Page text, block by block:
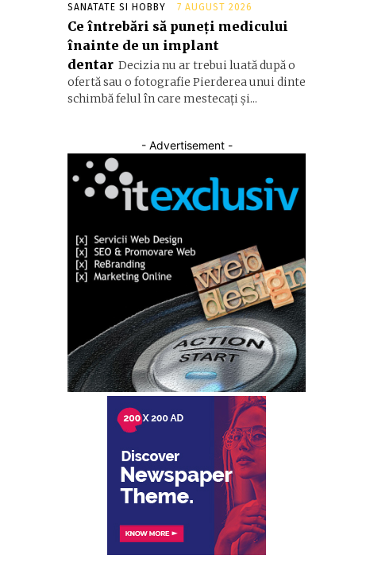
SANATATE SI HOBBY 7 AUGUST 2026
Ce întrebări să puneți medicului
înainte de un implant
dentar Decizia nu ar trebui luată după o
ofertă sau o fotografie Pierderea unui dinte
schimbă felul în care mestecați și...
- Advertisement -